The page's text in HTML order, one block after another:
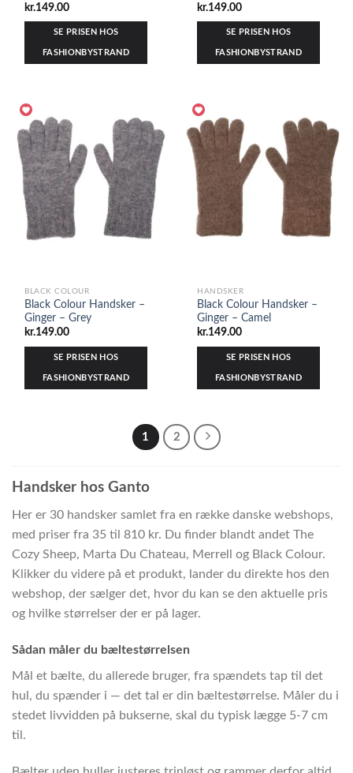
kr.149.00
SE PRISEN HOS
FASHIONBYSTRAND
kr.149.00
SE PRISEN HOS
FASHIONBYSTRAND
BLACK COLOUR
Black Colour Handsker –
Ginger – Grey
kr.149.00
SE PRISEN HOS
FASHIONBYSTRAND
HANDSKER
Black Colour Handsker –
Ginger – Camel
kr.149.00
SE PRISEN HOS
FASHIONBYSTRAND
1 2
Handsker hos Ganto
Her er 30 handsker samlet fra en række danske webshops,
med priser fra 35 til 810 kr. Du finder blandt andet The
Cozy Sheep, Marta Du Chateau, Merrell og Black Colour.
Klikker du videre på et produkt, lander du direkte hos den
webshop, der sælger det, hvor du kan se den aktuelle pris
og hvilke størrelser der er på lager.
Sådan måler du bæltestørrelsen
Mål et bælte, du allerede bruger, fra spændets tap til det
hul, du spænder i — det tal er din bæltestørrelse. Måler du i
stedet livvidden på bukserne, skal du typisk lægge 5-7 cm
til.